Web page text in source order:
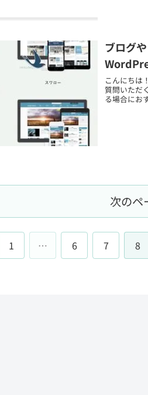
ブログ
こんにちは
質問いただ
次のペ
1 … 6 7 8